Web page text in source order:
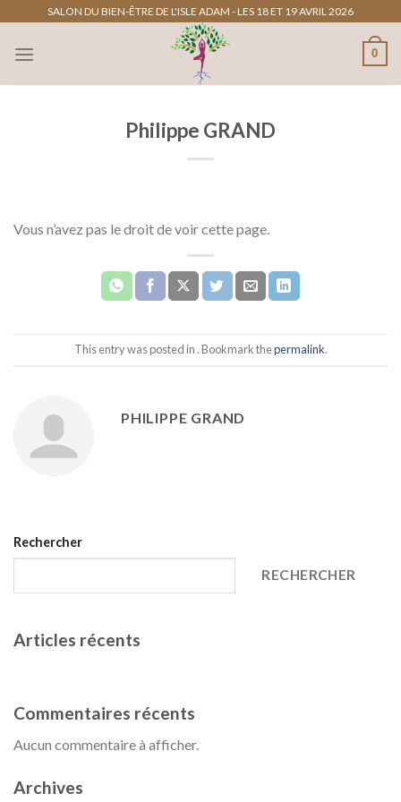
contenu
SALON DU BIEN-ÊTRE DE L'ISLE ADAM - LES 18 ET 19 AVRIL 2026
0
Philippe GRAND
Vous n’avez pas le droit de voir cette page.
This entry was posted in . Bookmark thepermalink.
PHILIPPE GRAND
Rechercher
RECHERCHER
Articles récents
Commentaires récents
Aucun commentaire à afficher.
Archives